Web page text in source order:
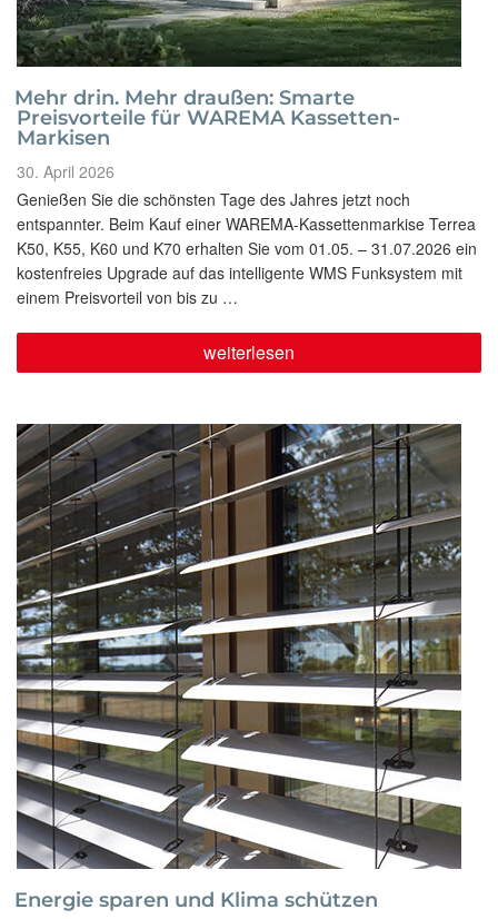
Mehr drin. Mehr draußen: Smarte
Preisvorteile für WAREMA Kassetten-
Markisen
Veröffentlicht
am
30. April 2026
Genießen Sie die schönsten Tage des Jahres jetzt noch
entspannter. Beim Kauf einer WAREMA-Kassettenmarkise Terrea
K50, K55, K60 und K70 erhalten Sie vom 01.05. – 31.07.2026 ein
kostenfreies Upgrade auf das intelligente WMS Funksystem mit
einem Preisvorteil von bis zu …
„Mehr
drin.
Smarte
Preisvorteile
für
WAREMA
Kassetten-
Markisen“
weiterlesen
Energie sparen und Klima schützen